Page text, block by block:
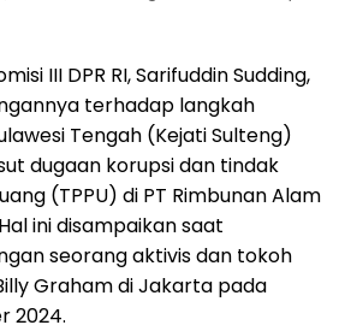
III DPR RI, Sarifuddin Sudding,
terhadap langkah
Tengah (Kejati Sulteng)
dugaan korupsi dan tindak
(TPPU) di PT Rimbunan Alam
ini disampaikan saat
seorang aktivis dan tokoh
Graham di Jakarta pada
2024.